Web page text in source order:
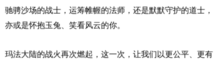
驰骋沙场的战士，运筹帷幄的法师，还是默默守护的道士，
亦或是怀抱玉兔、笑看风云的你。
玛法大陆的战火再次燃起，这一次，让我们以更公平、更有